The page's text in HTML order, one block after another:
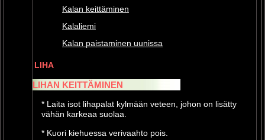
Kalan keittäminen
Kalaliemi
Kalan paistaminen uunissa
LIHA
LIHAN KEITTÄMINEN
* Laita isot lihapalat kylmään veteen, johon on lisätty
vähän karkeaa suolaa.
* Kuori kiehuessa verivaahto pois.